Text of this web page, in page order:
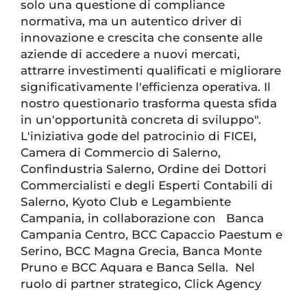
solo una questione di compliance
normativa, ma un autentico driver di
innovazione e crescita che consente alle
aziende di accedere a nuovi mercati,
attrarre investimenti qualificati e migliorare
significativamente l'efficienza operativa. Il
nostro questionario trasforma questa sfida
in un'opportunità concreta di sviluppo".
L'iniziativa gode del patrocinio di FICEI,
Camera di Commercio di Salerno,
Confindustria Salerno, Ordine dei Dottori
Commercialisti e degli Esperti Contabili di
Salerno, Kyoto Club e Legambiente
Campania, in collaborazione con Banca
Campania Centro, BCC Capaccio Paestum e
Serino, BCC Magna Grecia, Banca Monte
Pruno e BCC Aquara e Banca Sella. Nel
ruolo di partner strategico, Click Agency